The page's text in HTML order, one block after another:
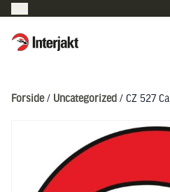
Interjakt DK
Forside/ Uncategorized / CZ 527